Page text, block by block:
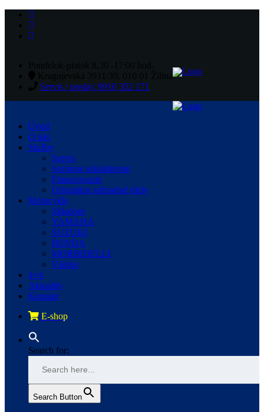
Servis / predaj: 0910 352 171
Úvod
O nás
Služby
Servis
Sezónne uskladnenie
Financovanie
Originálne náhradné diely
Motocykle
Skladom
YAMAHA
SUZUKI
BENDA
MORBIDELLI
Všetko
4×4
Aktuality
Kontakt
E-shop
Search for:
Search Button